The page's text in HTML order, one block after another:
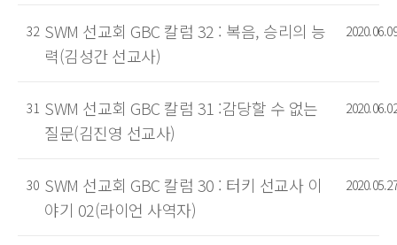
32 SWM 선교회 GBC 칼럼 32 : 복음, 승리의 능
력(김성간 선교사)
2020.06.09
31 SWM 선교회 GBC 칼럼 31 :감당할 수 없는
질문(김진영 선교사)
2020.06.02
30 SWM 선교회 GBC 칼럼 30 : 터키 선교사 이
야기 02(라이언 사역자)
2020.05.27